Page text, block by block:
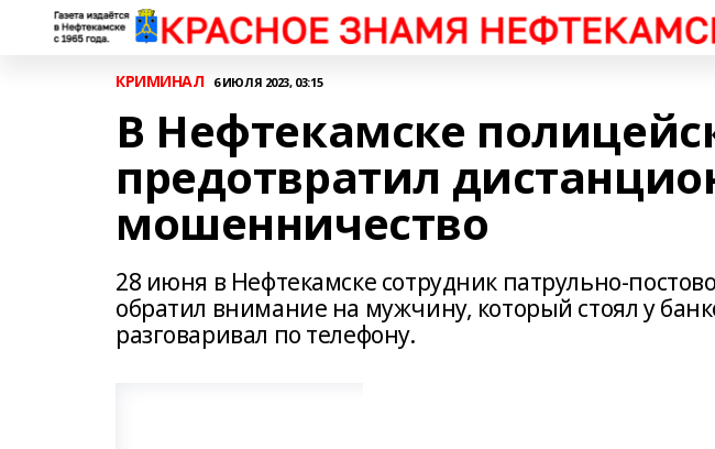
КРИМИНАЛ 6 ИЮЛЯ 2023, 03:15
В Нефтекамске
предотвратил
мошенничество
28 июня в Нефтекамске сотрудник патрульно-
обратил внимание на мужчину, который стоял у
разговаривал по телефону.